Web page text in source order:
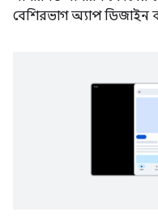
বেশিরভাগ অ্যাপ ডিজাইন